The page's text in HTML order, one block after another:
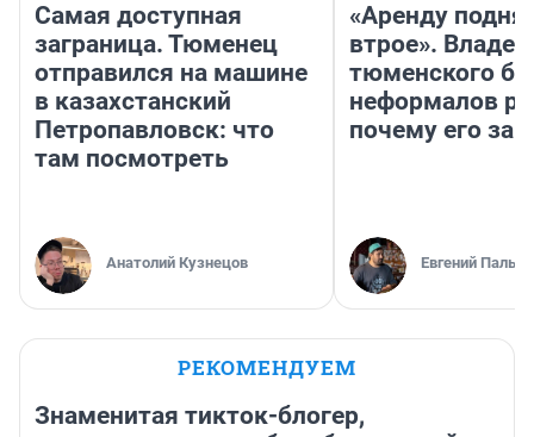
Самая доступная
заграница. Тюменец
отправился на машине
в казахстанский
Петропавловск: что
там посмотреть
Анатолий Кузнецов
«Аренду
втрое».
тюменского
неформалов
почему его
Евгений
РЕКОМЕНДУЕМ
Знаменитая тикток-блогер,